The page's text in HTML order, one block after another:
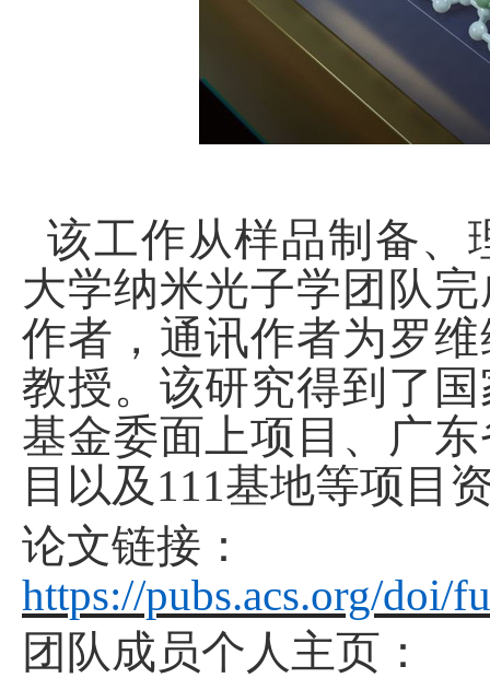
该工作从样品制备、
大学纳米光子学团队
作者， 通讯作者为罗
教授。 该研究得到了
基金委面上项目、广
目以及 111基地等项目
论文链接 ：
https://pubs.acs.org/doi/
团队成员个人主页：